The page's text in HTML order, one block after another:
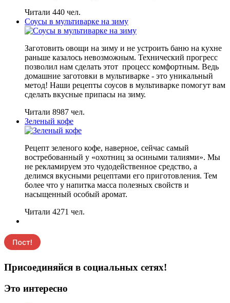
Читали 440 чел.
Соусы в мультиварке на зиму
Заготовить овощи на зиму и не устроить баню на кухне
раньше казалось невозможным. Технический прогресс
позволил нам сделать этот процесс комфортным. Ведь
домашние заготовки в мультиварке - это уникальный
метод! Наши рецепты соусов в мультиварке помогут вам
сделать вкусные припасы на зиму.
Читали 8987 чел.
Зеленый кофе
Рецепт зеленого кофе, наверное, сейчас самый
востребованный у «охотниц за осиными талиями». Мы
не рекламируем это чудодейственное средство, а
делимся вкусными рецептами его приготовления. Тем
более что у напитка масса полезных свойств и
насыщенный особый аромат.
Читали 4271 чел.
Присоединяйся в социальных сетях!
Это интересно